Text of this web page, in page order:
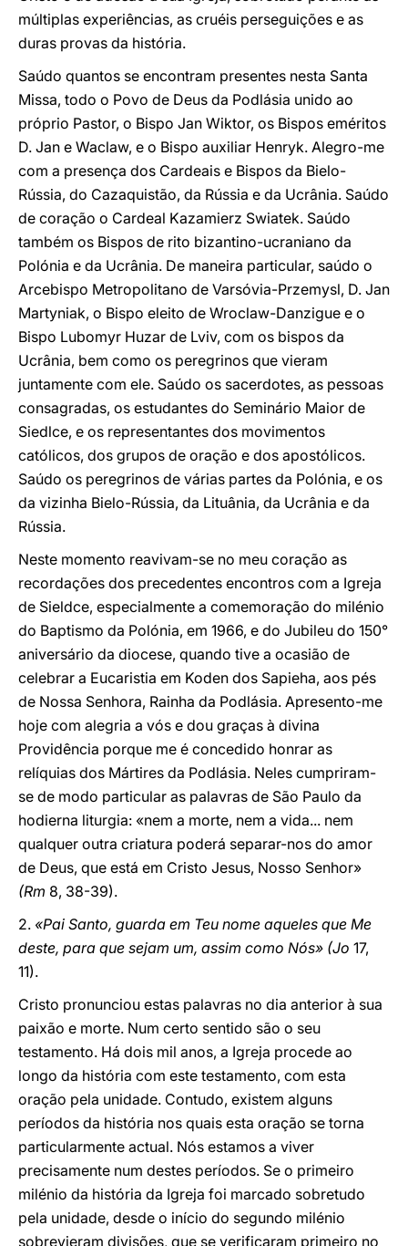
múltiplas experiências, as cruéis perseguições e as
duras provas da história.
Saúdo quantos se encontram presentes nesta Santa
Missa, todo o Povo de Deus da Podlásia unido ao
próprio Pastor, o Bispo Jan Wiktor, os Bispos eméritos
D. Jan e Waclaw, e o Bispo auxiliar Henryk. Alegro-me
com a presença dos Cardeais e Bispos da Bielo-
Rússia, do Cazaquistão, da Rússia e da Ucrânia. Saúdo
de coração o Cardeal Kazamierz Swiatek. Saúdo
também os Bispos de rito bizantino-ucraniano da
Polónia e da Ucrânia. De maneira particular, saúdo o
Arcebispo Metropolitano de Varsóvia-Przemysl, D. Jan
Martyniak, o Bispo eleito de Wroclaw-Danzigue e o
Bispo Lubomyr Huzar de Lviv, com os bispos da
Ucrânia, bem como os peregrinos que vieram
juntamente com ele. Saúdo os sacerdotes, as pessoas
consagradas, os estudantes do Seminário Maior de
Siedlce, e os representantes dos movimentos
católicos, dos grupos de oração e dos apostólicos.
Saúdo os peregrinos de várias partes da Polónia, e os
da vizinha Bielo-Rússia, da Lituânia, da Ucrânia e da
Rússia.
Neste momento reavivam-se no meu coração as
recordações dos precedentes encontros com a Igreja
de Sieldce, especialmente a comemoração do milénio
do Baptismo da Polónia, em 1966, e do Jubileu do 150°
aniversário da diocese, quando tive a ocasião de
celebrar a Eucaristia em Koden dos Sapieha, aos pés
de Nossa Senhora, Rainha da Podlásia. Apresento-me
hoje com alegria a vós e dou graças à divina
Providência porque me é concedido honrar as
relíquias dos Mártires da Podlásia. Neles cumpriram-
se de modo particular as palavras de São Paulo da
hodierna liturgia: «nem a morte, nem a vida... nem
qualquer outra criatura poderá separar-nos do amor
de Deus, que está em Cristo Jesus, Nosso Senhor»
(Rm 8, 38-39).
2. «Pai Santo, guarda em Teu nome aqueles que Me
deste, para que sejam um, assim como Nós» (Jo 17,
11).
Cristo pronunciou estas palavras no dia anterior à sua
paixão e morte. Num certo sentido são o seu
testamento. Há dois mil anos, a Igreja procede ao
longo da história com este testamento, com esta
oração pela unidade. Contudo, existem alguns
períodos da história nos quais esta oração se torna
particularmente actual. Nós estamos a viver
precisamente num destes períodos. Se o primeiro
milénio da história da Igreja foi marcado sobretudo
pela unidade, desde o início do segundo milénio
sobrevieram divisões, que se verificaram primeiro no